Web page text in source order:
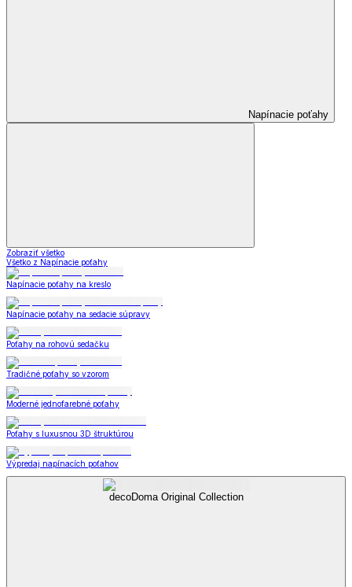
Napínacie poťahy
Zobraziť všetko
Všetko z Napínacie poťahy
Napínacie poťahy na kreslo
Napínacie poťahy na sedacie súpravy
Poťahy na rohovú sedačku
Tradičné poťahy so vzorom
Moderné jednofarebné poťahy
Poťahy s luxusnou 3D štruktúrou
Výpredaj napínacích poťahov
decoDoma Original Collection